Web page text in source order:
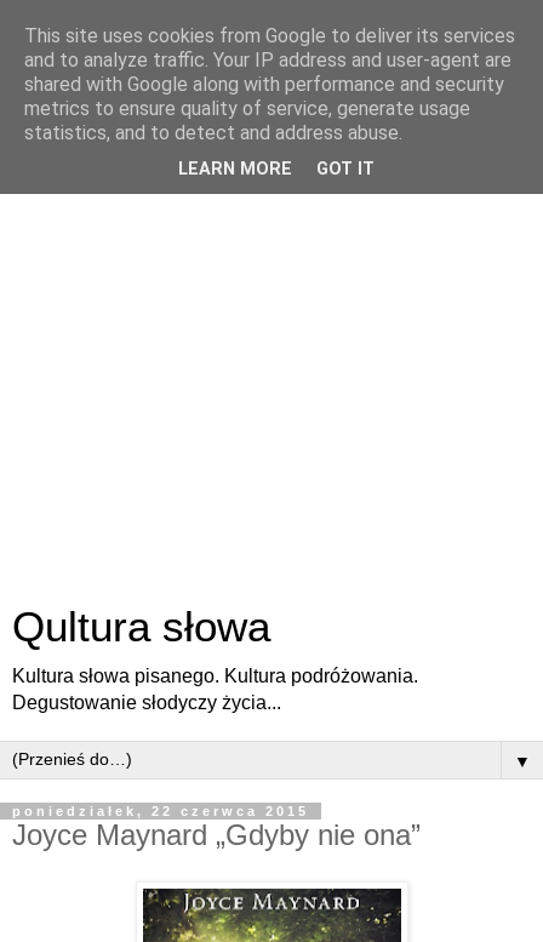
Qultura słowa
Kultura słowa pisanego. Kultura podróżowania.
Degustowanie słodyczy życia...
▼
poniedziałek, 22 czerwca 2015
Joyce Maynard „Gdyby nie ona”
This site uses cookies from Google to deliver its services
and to analyze traffic. Your IP address and user-agent are
shared with Google along with performance and security
metrics to ensure quality of service, generate usage
statistics, and to detect and address abuse.
LEARN MORE GOT IT